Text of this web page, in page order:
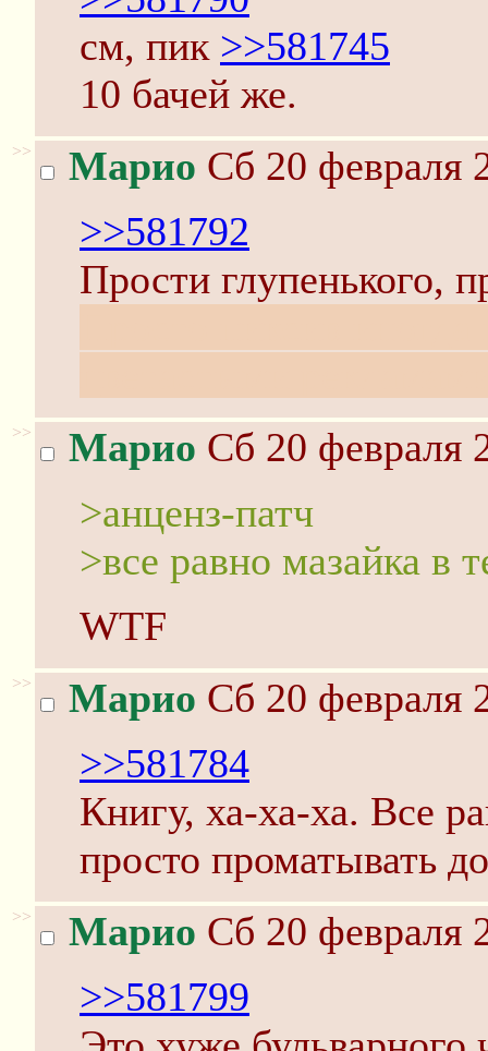
см, пик >>581745
10 бачей же.
>> Марио Сб 20 февраля
>>581792
Прости глупенького,
>> Марио Сб 20 февраля
>анценз-патч
>все равно мазайка в
WTF
>> Марио Сб 20 февраля
>>581784
Книгу, ха-ха-ха. Все
просто проматывать
>> Марио Сб 20 февраля
>>581799